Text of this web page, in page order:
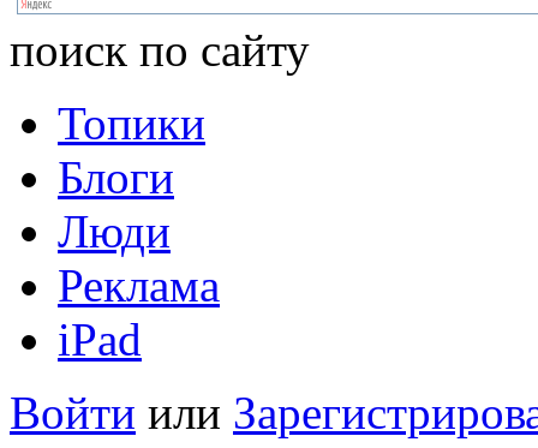
поиск по сайту
Топики
Блоги
Люди
Реклама
iPad
Войти или